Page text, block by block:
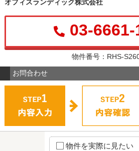
オフィスランディック株式会社
03-6661-
物件番号：RHS-
お問合わせ
物件を実際に見たい